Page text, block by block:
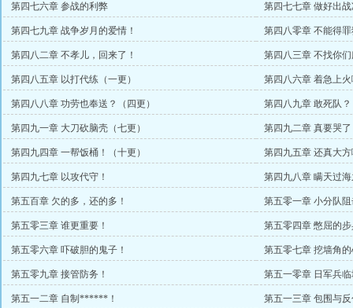
第四七六章 参战的利弊 第四七七章 做好出
第四七九章 战争岁月的爱情！ 第四八零章 不能得
第四八二章 不孝儿，回来了！ 第四八三章 不找你
第四八五章 以打代练（一更） 第四八六章 着急上
第四八八章 功劳也奉送？（四更） 第四八九章 敢死队
第四九一章 大刀砍脑壳（七更） 第四九二章 真要哭
第四九四章 一帮饭桶！（十更） 第四九五章 还真大
第四九七章 以攻代守！ 第四九八章 瞒天过
第五百章 欠的多，还的多！ 第五零一章 小分队
第五零三章 谁更重要！ 第五零四章 憋屈的
第五零六章 吓破胆的鬼子！ 第五零七章 挖墙角
第五零九章 接管防务！ 第五一零章 日军兵
第五一二章 自制******！ 第五一三章 包围与